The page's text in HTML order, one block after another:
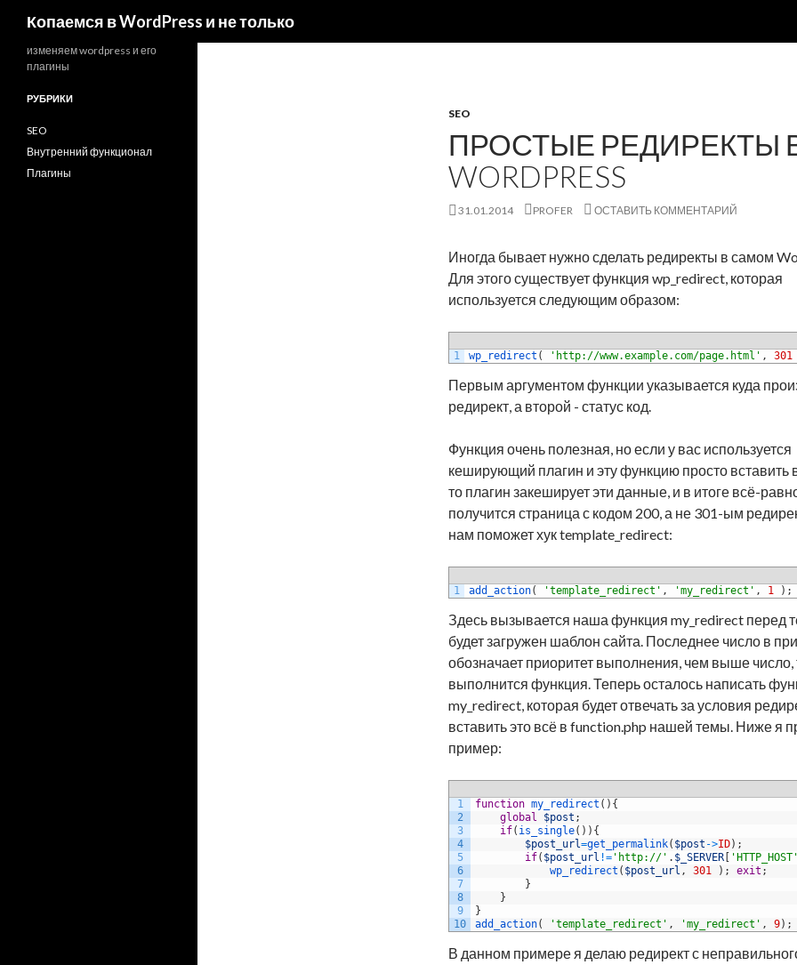
Копаемся в WordPress и не только
SEO
ПРОСТЫЕ РЕДИРЕКТЫ
WORDPRESS
31.01.2014 PROFER ОСТАВИТЬ КОММЕНТАРИЙ
Иногда бывает нужно сделать редиректы в самом
Для этого существует функция wp_redirect, которая
используется следующим образом:
1 wp_redirect ( 'http://www.example.com/page.html' , 301
Первым аргументом функции указывается куда
редирект, а второй - статус код.
Функция очень полезная, но если у вас используется
кеширующий плагин и эту функцию просто вставить
то плагин закеширует эти данные, и в итоге всё-
получится страница с кодом 200, а не 301-ым
нам поможет хук template_redirect:
1 add_action( 'template_redirect' , 'my_redirect' , 1 ) ;
Здесь вызывается наша функция my_redirect перед
будет загружен шаблон сайта. Последнее число в
обозначает приоритет выполнения, чем выше
выполнится функция. Теперь осталось написать
my_redirect, которая будет отвечать за условия
вставить это всё в function.php нашей темы. Ниже я
пример:
1
2
3
4
5
6
7
8
9
10
function my_redirect ( ) {
global
$post ;
if( is_single( ) ) {
$post_url=get_permalink( $post ->ID) ;
if( $post_url != 'http://' . $_SERVER
wp_redirect ( $post_url , 301 ) ; exit ;
}
}
}
add_action( 'template_redirect' , 'my_redirect' , 9) ;
В данном примере я делаю редирект с
изменяем wordpress и его
плагины
РУБРИКИ
SEO
Внутренний функционал
Плагины